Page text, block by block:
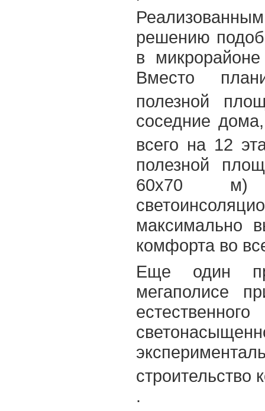
решению
в
Вместо
полезной
соседние
всего на 12
полезной
60x70 м)
максимально
комфорта во
Еще один
мегаполисе
строительство
.